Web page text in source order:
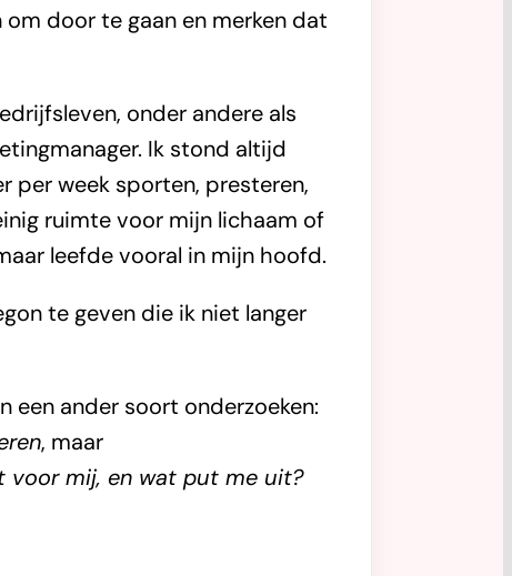
door te gaan en merken dat
onder andere als
Ik stond altijd
per week sporten, presteren,
ruimte voor mijn lichaam of
leefde vooral in mijn hoofd.
te geven die ik niet langer
een ander soort onderzoeken:
, maar
voor mij, en wat put me uit?